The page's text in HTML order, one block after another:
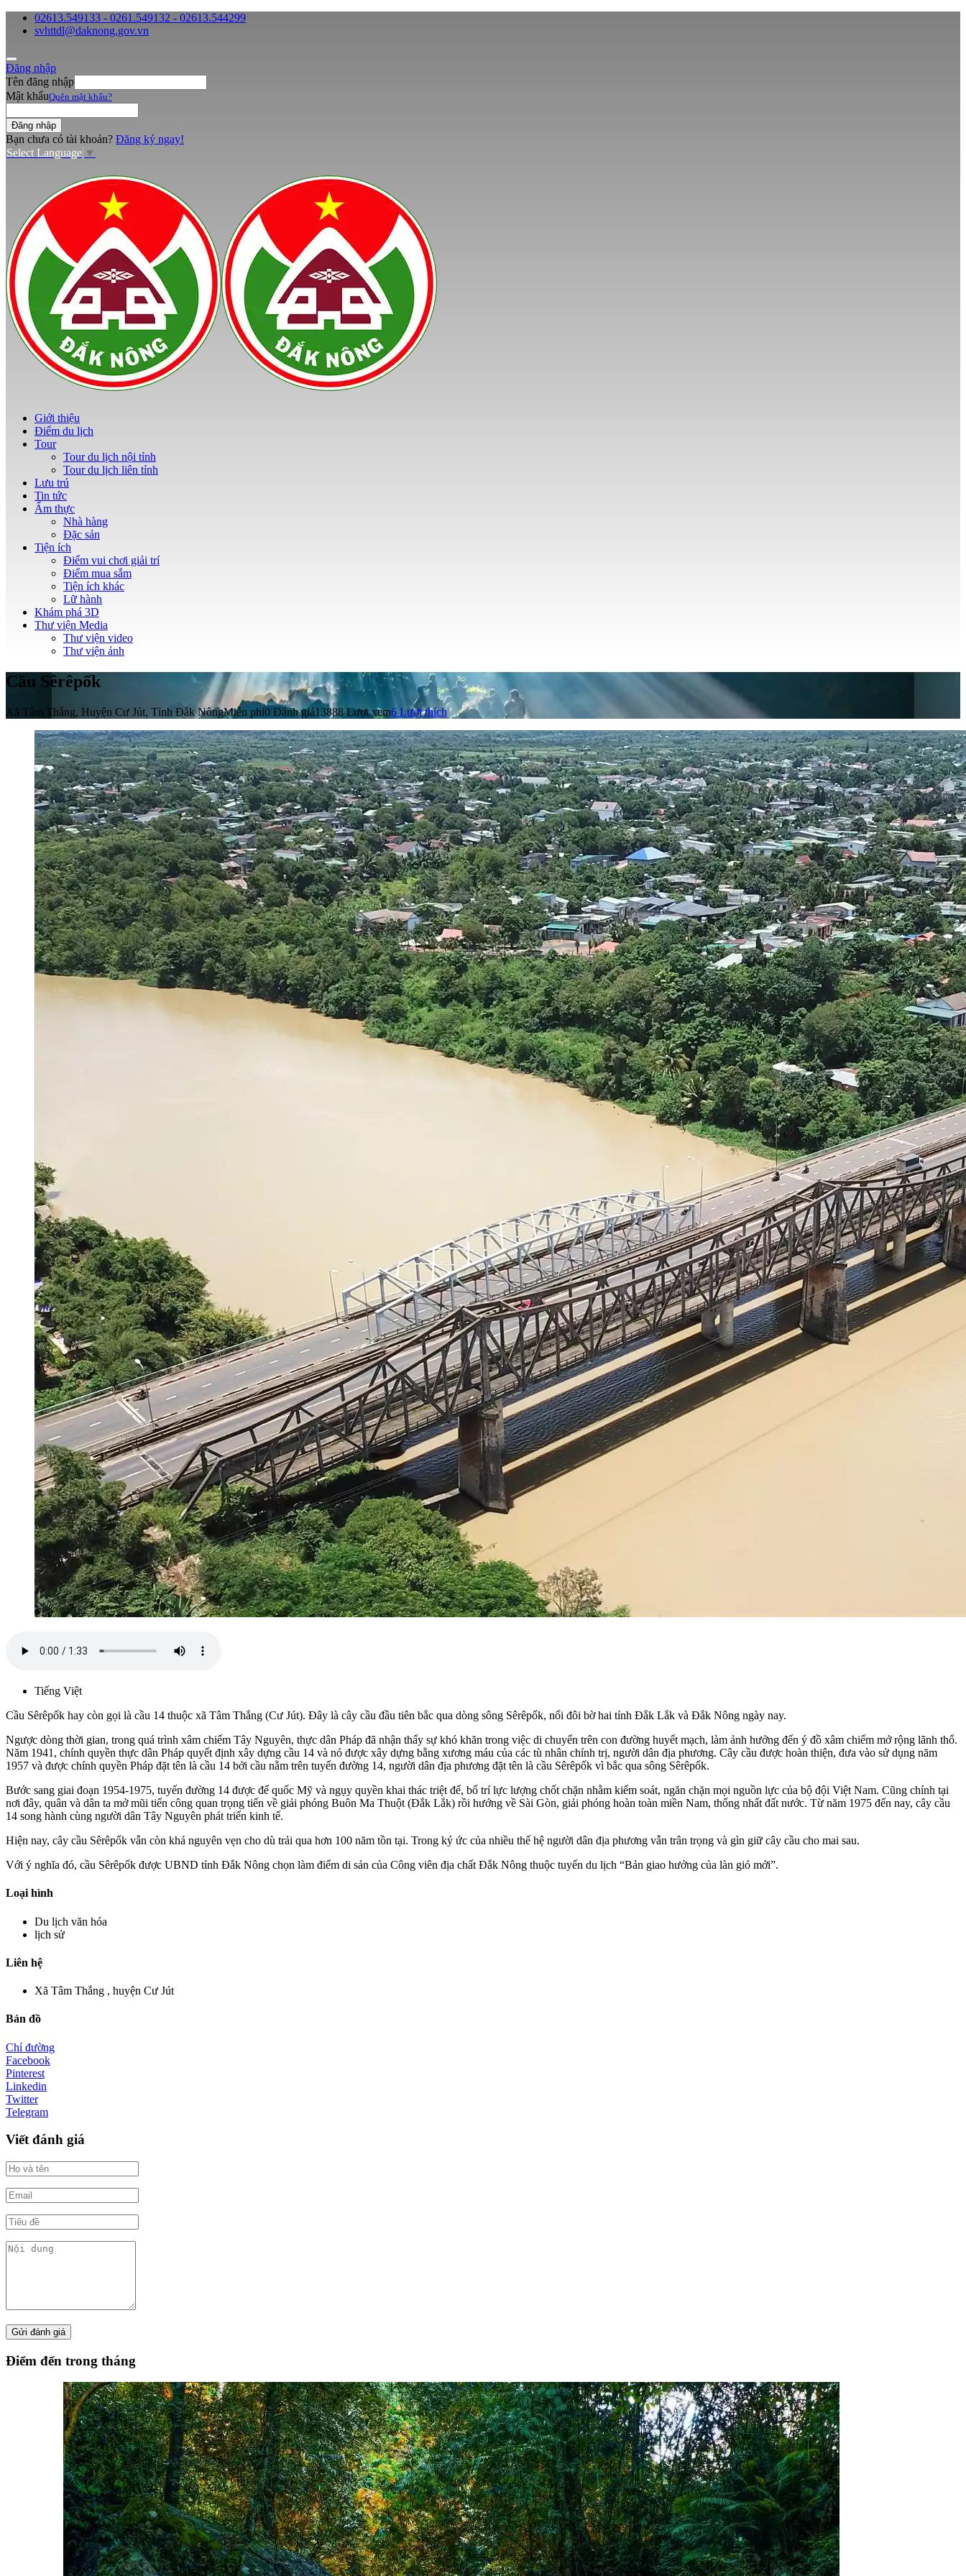
02613.549133 - 0261.549132 - 02613.544299
svhttdl@daknong.gov.vn
Đăng nhập
Tên đăng nhập
Mật khẩuQuên mật khẩu?
Bạn chưa có tài khoản? Đăng ký ngay!
Select Language ▼
Giới thiệu
Điểm du lịch
Tour
Tour du lịch nội tỉnh
Tour du lịch liên tỉnh
Lưu trú
Tin tức
Ẩm thực
Nhà hàng
Đặc sản
Tiện ích
Điểm vui chơi giải trí
Điểm mua sắm
Tiện ích khác
Lữ hành
Khám phá 3D
Thư viện Media
Thư viện video
Thư viện ảnh
Cầu Sêrêpốk
Xã Tâm Thắng, Huyện Cư Jút, Tỉnh Đắk NôngMiễn phí0 Đánh giá13888 Lượt xem6Lượt thích
Tiếng Việt
Cầu Sêrêpốk hay còn gọi là cầu 14 thuộc xã Tâm Thắng (Cư Jút). Đây là cây cầu đầu tiên bắc qua dòng sông Sêrêpốk, nối đôi bờ hai tỉnh Đắk Lắk và Đắk Nông ngày nay.
Ngược dòng thời gian, trong quá trình xâm chiếm Tây Nguyên, thực dân Pháp đã nhận thấy sự khó khăn trong việc di chuyển trên con đường huyết mạch, làm ảnh hưởng đến ý đồ xâm chiếm mở rộng lãnh thổ.
Năm 1941, chính quyền thực dân Pháp quyết định xây dựng cầu 14 và nó được xây dựng bằng xương máu của các tù nhân chính trị, người dân địa phương. Cây cầu được hoàn thiện, đưa vào sử dụng năm
1957 và được chính quyền Pháp đặt tên là cầu 14 bởi cầu nằm trên tuyến đường 14, người dân địa phương đặt tên là cầu Sêrêpốk vì bắc qua sông Sêrêpốk.
Bước sang giai đoạn 1954-1975, tuyến đường 14 được đế quốc Mỹ và ngụy quyền khai thác triệt để, bố trí lực lượng chốt chặn nhằm kiểm soát, ngăn chặn mọi nguồn lực của bộ đội Việt Nam. Cũng chính tại
nơi đây, quân và dân ta mở mũi tiến công quan trọng tiến về giải phóng Buôn Ma Thuột (Đắk Lắk) rồi hướng về Sài Gòn, giải phóng hoàn toàn miền Nam, thống nhất đất nước. Từ năm 1975 đến nay, cây cầu
14 song hành cùng người dân Tây Nguyên phát triển kinh tế.
Hiện nay, cây cầu Sêrêpốk vẫn còn khá nguyên vẹn cho dù trải qua hơn 100 năm tồn tại. Trong ký ức của nhiều thế hệ người dân địa phương vẫn trân trọng và gìn giữ cây cầu cho mai sau.
Với ý nghĩa đó, cầu Sêrêpốk được UBND tỉnh Đắk Nông chọn làm điểm di sản của Công viên địa chất Đắk Nông thuộc tuyến du lịch “Bản giao hưởng của làn gió mới”.
Loại hình
Du lịch văn hóa
lịch sử
Liên hệ
Xã Tâm Thắng , huyện Cư Jút
Bản đồ
Chỉ đường
Facebook
Pinterest
Linkedin
Twitter
Telegram
Viết đánh giá
Điểm đến trong tháng